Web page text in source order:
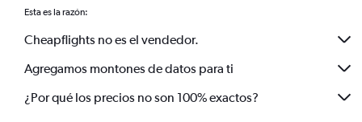
Esta es la razón:
Cheapflights no es el vendedor.
Agregamos montones de datos para ti
¿Por qué los precios no son 100% exactos?